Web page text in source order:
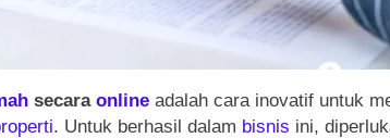
secara online adalah cara inovatif untuk
. Untuk berhasil dalam bisnis ini,